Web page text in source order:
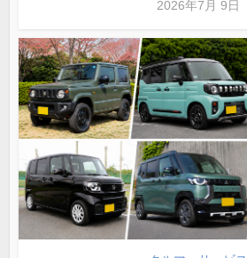
2026年7月 9日